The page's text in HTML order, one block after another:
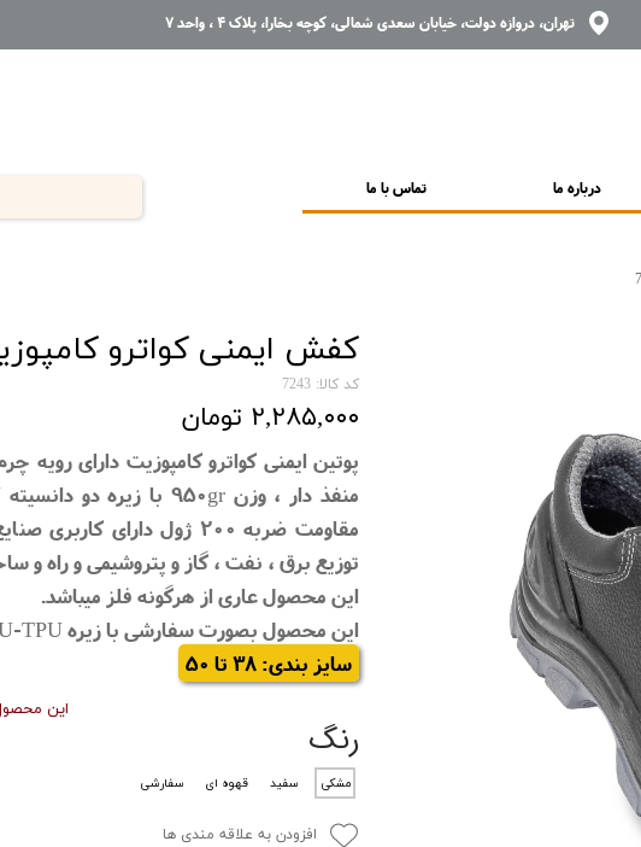
تهران، دروازه دولت، خیابان سعدی شمالی، کوچه بخارا، پلاک 4 ، واحد 7
درباره ما تماس با ما
کفش ایمنی کواترو کامپوزیت
کد کالا: 7243
۲,۲۸۵,۰۰۰ تومان
پوتین ایمنی کواترو کامپوزیت دارای رویه
مقاومت ضربه 200 ژول دارای
توزیع برق ، نفت ، گاز و پتروشیمی و راه و
این محصول عاری از هرگونه فلز میباشد.
این محصول بصورت سفارشی با زیره PU-TPU تولید میگردد.
سایز بندی: 38 تا 50
رنگ
مشکی سفید قهوه ای سفارشی
افزودن به علاقه مندی ها
این